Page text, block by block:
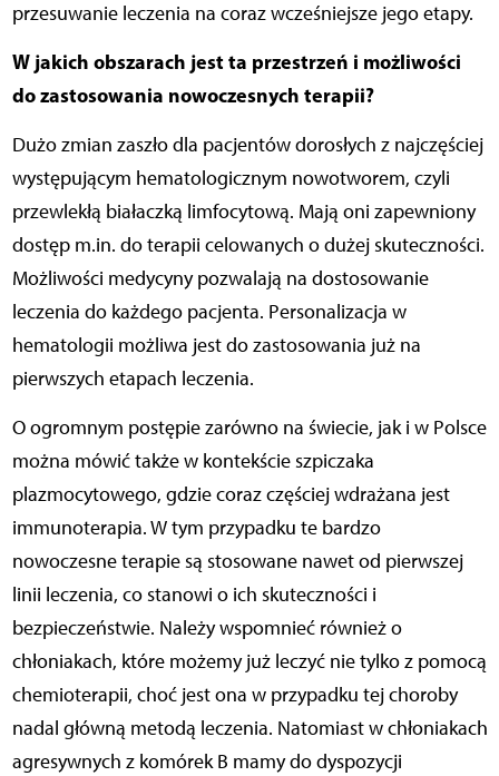
przesuwanie leczenia na coraz wcześniejsze jego etapy.
W jakich obszarach jest ta przestrzeń i możliwości
do zastosowania nowoczesnych terapii?
Dużo zmian zaszło dla pacjentów dorosłych z najczęściej
występującym hematologicznym nowotworem, czyli
przewlekłą białaczką limfocytową. Mają oni zapewniony
dostęp m.in. do terapii celowanych o dużej skuteczności.
Możliwości medycyny pozwalają na dostosowanie
leczenia do każdego pacjenta. Personalizacja w
hematologii możliwa jest do zastosowania już na
pierwszych etapach leczenia.
O ogromnym postępie zarówno na świecie, jak i w Polsce
można mówić także w kontekście szpiczaka
plazmocytowego, gdzie coraz częściej wdrażana jest
immunoterapia. W tym przypadku te bardzo
nowoczesne terapie są stosowane nawet od pierwszej
linii leczenia, co stanowi o ich skuteczności i
bezpieczeństwie. Należy wspomnieć również o
chłoniakach, które możemy już leczyć nie tylko z pomocą
chemioterapii, choć jest ona w przypadku tej choroby
nadal główną metodą leczenia. Natomiast w chłoniakach
agresywnych z komórek B mamy do dyspozycji